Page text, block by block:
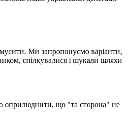
Ми запропонуємо варіанти,
спілкувалися і шукали шляхи
оприлюднити, що "та сторона" не